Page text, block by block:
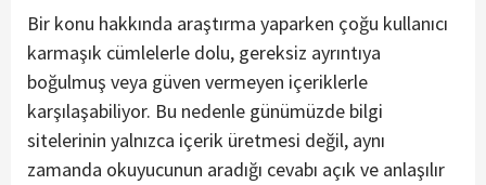
Bir konu hakkında araştırma yaparken çoğu kullanıcı
karmaşık cümlelerle dolu, gereksiz ayrıntıya
boğulmuş veya güven vermeyen içeriklerle
karşılaşabiliyor. Bu nedenle günümüzde bilgi
sitelerinin yalnızca içerik üretmesi değil, aynı
zamanda okuyucunun aradığı cevabı açık ve anlaşılır